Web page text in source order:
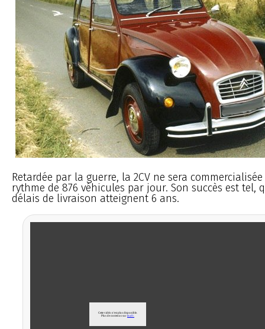
Retardée par la guerre, la 2CV ne sera commercialisée
rythme de 876 véhicules par jour. Son succès est tel,
délais de livraison atteignent 6 ans.